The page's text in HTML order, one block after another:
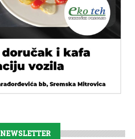
NEWSLETTER